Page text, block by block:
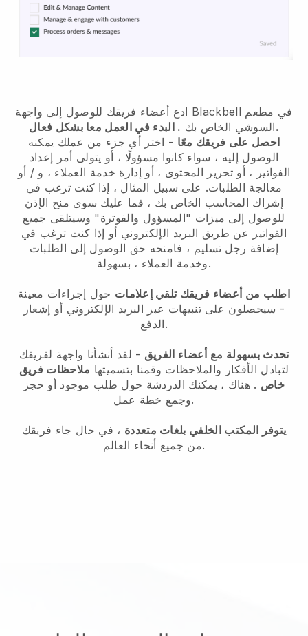
ادع أعضاء فريقك للوصول إلى واجهة Blackbell في مطعم
السوشي الخاص بك. البدء في العمل معا بشكل فعال.
احصل على فريقك معًا - اختر أي جزء من عملك يمكنه
الوصول إليه ، سواء كانوا مسؤولًا ، أو يتولى أمر إعداد
الفواتير ، أو تحرير المحتوى ، أو إدارة خدمة العملاء ، و / أو
معالجة الطلبات. على سبيل المثال ، إذا كنت ترغب في
إشراك المحاسب الخاص بك ، فما عليك سوى منح الإذن
للوصول إلى ميزات "المسؤول والفوترة" وسيتلقى جميع
الفواتير عن طريق البريد الإلكتروني أو إذا كنت ترغب في
إضافة رجل تسليم ، فامنحه حق الوصول إلى الطلبات
وخدمة العملاء ، بسهولة.
اطلب من أعضاء فريقك تلقي إعلامات حول إجراءات معينة
- سيحصلون على تنبيهات عبر البريد الإلكتروني أو إشعار
الدفع.
تحدث بسهولة مع أعضاء الفريق - لقد أنشأنا واجهة لفريقك
لتبادل الأفكار والملاحظات وقمنا بتسميتها ملاحظات فريق
خاص . هناك ، يمكنك الدردشة حول طلب موجود أو حجز
وجمع خطة عمل.
يتوفر المكتب الخلفي بلغات متعددة ، في حال جاء فريقك
من جميع أنحاء العالم.